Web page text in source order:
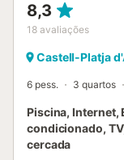
8,3
18 avaliações
Castell-Platja
6 pess. 3 quartos
Piscina, Internet,
condicionado,
cercada